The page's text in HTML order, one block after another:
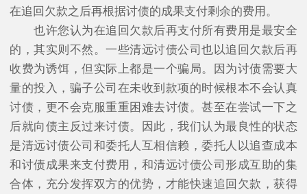
在追回欠款之后再根据讨债的成果支付剩余的费用。
也许您认为在追回欠款后再支付所有费用是最安全
的，其实则不然。一些清远讨债公司也以追回欠款后再
收费为诱饵，但实际上都是一个骗局。因为讨债需要大
量的投入，骗子公司在未收到款项的时候根本不会认真
讨债，更不会克服重重困难去讨债。甚至在尝试一下之
后就向债主反过来讨债。因此，我们认为最良性的状态
是清远讨债公司和委托人互相信赖，委托人以追查成本
和讨债成果来支付费用，和清远讨债公司形成互助的集
合体，充分发挥双方的优势，才能快速追回欠款，获得